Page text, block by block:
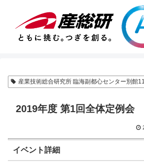
産業技術総合研究所 臨海副都心センター別館
2019年度 第1回全体定例会
イベント詳細